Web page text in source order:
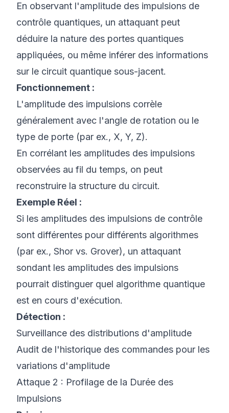
En observant l'amplitude des impulsions de
contrôle quantiques, un attaquant peut
déduire la nature des portes quantiques
appliquées, ou même inférer des informations
sur le circuit quantique sous-jacent.
Fonctionnement :
L'amplitude des impulsions corrèle
généralement avec l'angle de rotation ou le
type de porte (par ex., X, Y, Z).
En corrélant les amplitudes des impulsions
observées au fil du temps, on peut
reconstruire la structure du circuit.
Exemple Réel :
Si les amplitudes des impulsions de contrôle
sont différentes pour différents algorithmes
(par ex., Shor vs. Grover), un attaquant
sondant les amplitudes des impulsions
pourrait distinguer quel algorithme quantique
est en cours d'exécution.
Détection :
Surveillance des distributions d'amplitude
Audit de l'historique des commandes pour les
variations d'amplitude
Attaque 2 : Profilage de la Durée des
Impulsions